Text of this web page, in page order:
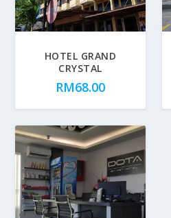
HOTEL GRAND
CRYSTAL
RM68.00